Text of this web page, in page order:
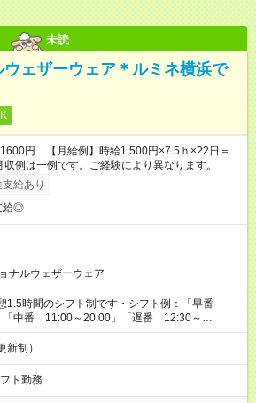
未読
ウェザーウェア＊ルミネ横浜で
円 【月給例】時給1,500円×7.5ｈ×22日＝
例は一例です。ご経験により異なります。
給あり
給◎
ナルウェザーウェア
1.5時間のシフト制です・シフト例：「早番
「中番 11:00～20:00」「遅番 12:30～
よって異なりますがこちらを参考にして下さ
新制）
ト勤務